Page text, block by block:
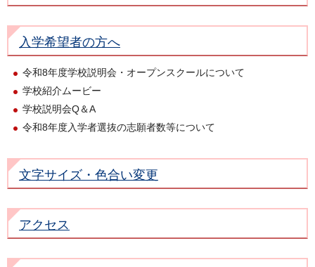
入学希望者の方へ
令和8年度学校説明会・オープンスクールについて
学校紹介ムービー
学校説明会Q＆A
令和8年度入学者選抜の志願者数等について
文字サイズ・色合い変更
アクセス